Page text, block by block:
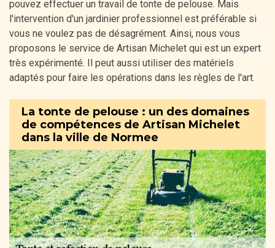
pouvez effectuer un travail de tonte de pelouse. Mais
l'intervention d'un jardinier professionnel est préférable si
vous ne voulez pas de désagrément. Ainsi, nous vous
proposons le service de Artisan Michelet qui est un expert
très expérimenté. Il peut aussi utiliser des matériels
adaptés pour faire les opérations dans les règles de l'art.
La tonte de pelouse : un des domaines
de compétences de Artisan Michelet
dans la ville de Normee